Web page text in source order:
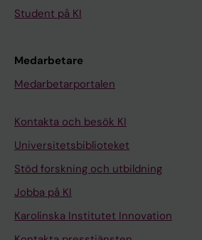
Student på KI
Medarbetare
Medarbetarportalen
Kontakta och besök KI
Universitetsbiblioteket
Stöd forskning och utbildning
Jobba på KI
Karolinska Institutet Innovation